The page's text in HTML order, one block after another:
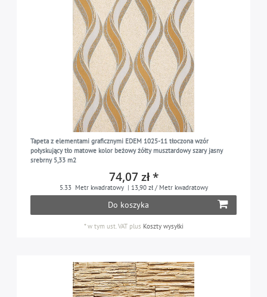
Tapeta z elementami graficznymi EDEM 1025-11 tłoczona wzór
połyskujący tło matowe kolor beżowy żółty musztardowy szary jasny
srebrny 5,33 m2
74,07 zł *
5.33 Metr kwadratowy | 13,90 zł / Metr kwadratowy
Do koszyka
*w tym ust. VATplus Koszty wysyłki